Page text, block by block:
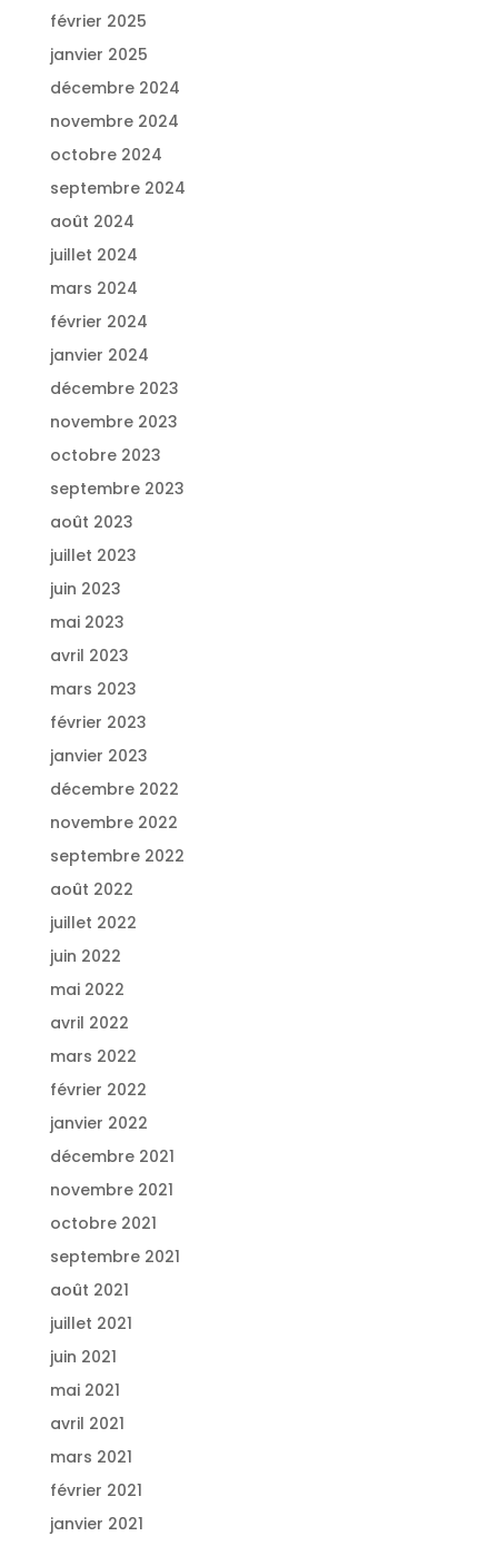
février 2025
janvier 2025
décembre 2024
novembre 2024
octobre 2024
septembre 2024
août 2024
juillet 2024
mars 2024
février 2024
janvier 2024
décembre 2023
novembre 2023
octobre 2023
septembre 2023
août 2023
juillet 2023
juin 2023
mai 2023
avril 2023
mars 2023
février 2023
janvier 2023
décembre 2022
novembre 2022
septembre 2022
août 2022
juillet 2022
juin 2022
mai 2022
avril 2022
mars 2022
février 2022
janvier 2022
décembre 2021
novembre 2021
octobre 2021
septembre 2021
août 2021
juillet 2021
juin 2021
mai 2021
avril 2021
mars 2021
février 2021
janvier 2021